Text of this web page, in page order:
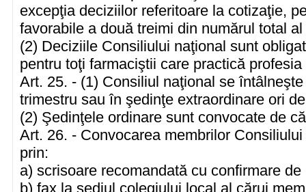
excepţia deciziilor referitoare la cotizaţie,
favorabile a două treimi din numărul total
(2) Deciziile Consiliului naţional sunt
pentru toţi farmaciştii care practică
Art. 25. - (1) Consiliul naţional se
trimestru sau în şedinţe extraordinare ori
(2) Şedinţele ordinare sunt convocate de
Art. 26. - Convocarea membrilor
prin:
a) scrisoare recomandată cu confirmare de
b) fax la sediul colegiului local al cărui